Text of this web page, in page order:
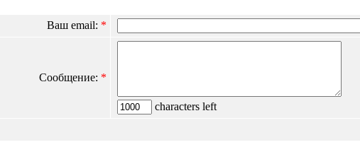
Ваш email: *
Сообщение: *
characters left